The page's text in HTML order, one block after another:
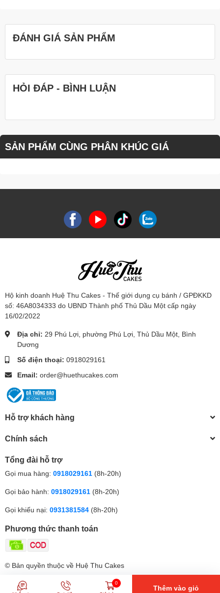
ĐÁNH GIÁ SẢN PHẨM
HỎI ĐÁP - BÌNH LUẬN
SẢN PHẨM CÙNG PHÂN KHÚC GIÁ
Hộ kinh doanh Huệ Thu Cakes - Thế giới dụng cụ bánh / GPĐKKD
số: 46A8034333 do UBND Thành phố Thủ Dầu Một cấp ngày
16/02/2022
Địa chỉ: 29 Phú Lợi, phường Phú Lợi, Thủ Dầu Một, Bình
Dương
Số điện thoại: 0918029161
Email: order@huethucakes.com
Hỗ trợ khách hàng
Chính sách
Tổng đài hỗ trợ
Gọi mua hàng: 0918029161 (8h-20h)
Gọi bảo hành: 0918029161 (8h-20h)
Gọi khiếu nại: 0931381584 (8h-20h)
Phương thức thanh toán
© Bản quyền thuộc về Huệ Thu Cakes
0
Thêm vào giỏ